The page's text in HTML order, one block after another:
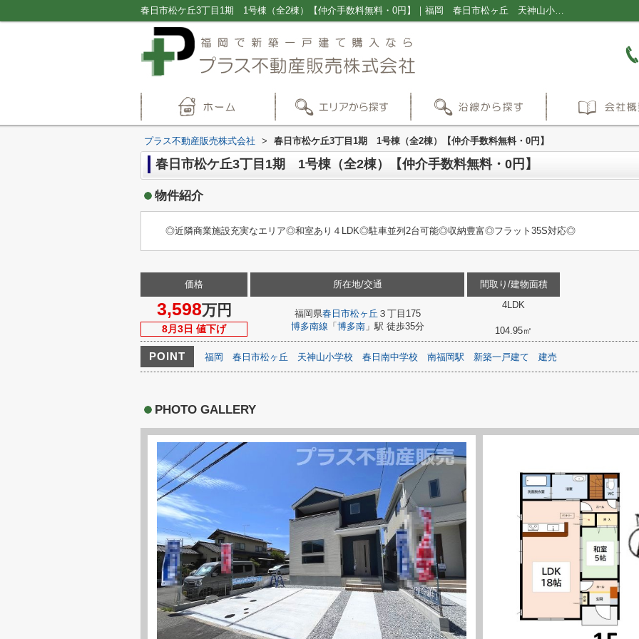
春日市松ケ丘3丁目1期 1号棟（全2棟）【仲介手数料無料・0円】｜福岡 春日市松ヶ丘 天神山小学校 春日南中学校 南福岡駅 新築一戸建て 建売 ｜福岡の新築一戸建て・仲介手数料無料の売買物件情報ならプラス不動産販売株式会社
プラス不動産販売株式会社 > 春日市松ケ丘3丁目1期 1号棟（全2棟）【仲介手数料無料・0円】
春日市松ケ丘3丁目1期 1号棟（全2棟）【仲介手数料無料・0円】
物件紹介
◎近隣商業施設充実なエリア◎和室あり４LDK◎駐車並列2台可能◎収納豊富◎フラット35S対応◎
価格
3,598万円
8月3日 値下げ
所在地/交通
福岡県春日市松ヶ丘 ３丁目175
博多南線 「 博多南」駅 徒歩35分
間取り/建物面積
4LDK
104.95㎡
POINT 福岡 春日市松ヶ丘 天神山小学校 春日南中学校 南福岡駅 新築一戸建て 建売
PHOTO GALLERY